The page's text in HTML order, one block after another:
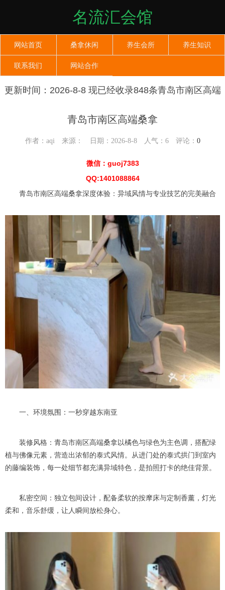
名流汇会馆
网站首页 桑拿休闲 养生会所 养生知识
联系我们 网站合作
更新时间：2026-8-8 现已经收录848条青岛市南区高端
青岛市南区高端桑拿
作者：aqi 来源： 日期：2026-8-8 人气： 6评论： 0
微信：guoj7383
QQ:1401088864
青岛市南区高端桑拿深度体验：异域风情与专业技艺的完美融合
一、环境氛围：一秒穿越东南亚
装修风格：青岛市南区高端桑拿以橘色与绿色为主色调，搭配绿
植与佛像元素，营造出浓郁的泰式风情。从进门处的泰式拱门到室内
的藤编装饰，每一处细节都充满异域特色，是拍照打卡的绝佳背景。
私密空间：独立包间设计，配备柔软的按摩床与定制香薰，灯光
柔和，音乐舒缓，让人瞬间放松身心。